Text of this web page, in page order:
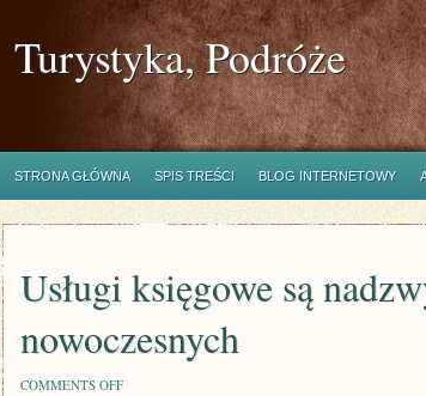
Turystyka, Podróże
STRONA GŁÓWNA SPIS TREŚCI BLOG INTERNETOWY
Usługi księgowe są
nowoczesnych
COMMENTS OFFON